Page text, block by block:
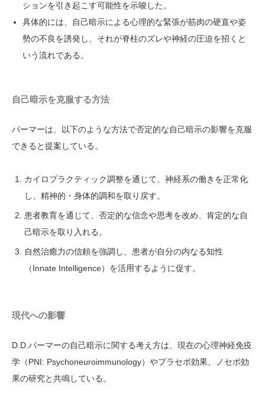
ションを引き起こす可能性を示唆した。
具体的には、自己暗示による心理的な緊張が筋肉の硬直や姿
勢の不良を誘発し、それが脊柱のズレや神経の圧迫を招くと
いう流れである。
自己暗示を克服する方法
パーマーは、以下のような方法で否定的な自己暗示の影響を克服
できると提案している。
カイロプラクティック調整を通じて、神経系の働きを正常化
し、精神的・身体的調和を取り戻す。
患者教育を通じて、否定的な信念や思考を改め、肯定的な自
己暗示を取り入れる。
自然治癒力の信頼を強調し、患者が自分の内なる知性
（Innate Intelligence）を活用するように促す。
現代への影響
D.D.パーマーの自己暗示に関する考え方は、現在の心理神経免疫
学（PNI: Psychoneuroimmunology）やプラセボ効果、ノセボ効
果の研究と共鳴している。